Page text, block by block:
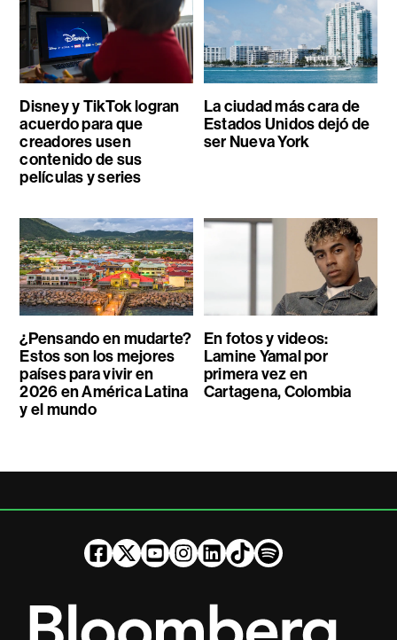
Disney y TikTok logran
acuerdo para que
creadores usen
contenido de sus
películas y series
La ciudad más cara de
Estados Unidos dejó de
ser Nueva York
¿Pensando en mudarte?
Estos son los mejores
países para vivir en
2026 en América Latina
y el mundo
En fotos y videos:
Lamine Yamal por
primera vez en
Cartagena, Colombia